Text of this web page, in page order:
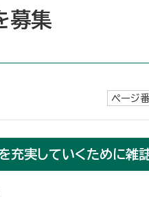
募集
ページ
充実していくために雑